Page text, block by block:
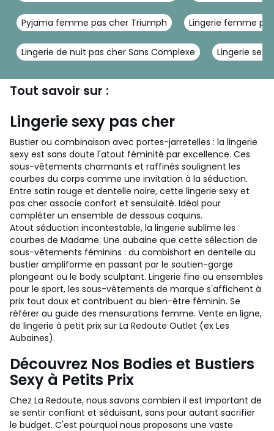
Pyjama femme pas cher Triumph Lingerie femme
Lingerie de nuit pas cher Sans Complexe Lingerie
Tout savoir sur :
Lingerie sexy pas cher
Bustier ou combinaison avec portes-jarretelles : la lingerie
sexy est sans doute l'atout féminité par excellence. Ces
sous-vêtements charmants et raffinés soulignent les
courbes du corps comme une invitation à la séduction.
Entre satin rouge et dentelle noire, cette lingerie sexy et
pas cher associe confort et sensulaité. Idéal pour
compléter un ensemble de dessous coquins.
Atout séduction incontestable, la lingerie sublime les
courbes de Madame. Une aubaine que cette sélection de
sous-vêtements féminins : du combishort en dentelle au
bustier ampliforme en passant par le soutien-gorge
plongeant ou le body sculptant. Lingerie fine ou ensembles
pour le sport, les sous-vêtements de marque s'affichent à
prix tout doux et contribuent au bien-être féminin. Se
référer au guide des mensurations femme. Vente en ligne,
de lingerie à petit prix sur La Redoute Outlet (ex Les
Aubaines).
Découvrez Nos Bodies et Bustiers
Sexy à Petits Prix
Chez La Redoute, nous savons combien il est important de
se sentir confiant et séduisant, sans pour autant sacrifier
le budget. C'est pourquoi nous proposons une vaste